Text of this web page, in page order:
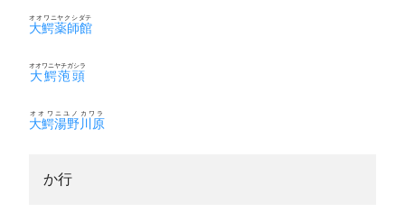
大鰐薬師館
オオワニヤクシダテ
大鰐萢頭
オオワニヤチガシラ
大鰐湯野川原
オオワニユノカワラ
か行